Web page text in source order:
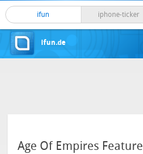
ifun iphone-ticker
ifun.de
Age Of Empires Feature